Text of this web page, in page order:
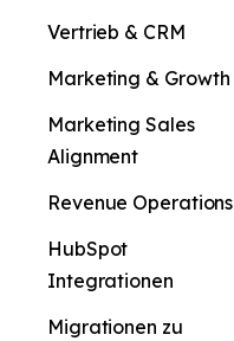
Vertrieb & CRM
Marketing & Growth
Marketing Sales
Alignment
Revenue Operations
HubSpot
Integrationen
Migrationen zu